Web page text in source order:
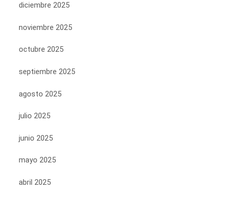
diciembre 2025
noviembre 2025
octubre 2025
septiembre 2025
agosto 2025
julio 2025
junio 2025
mayo 2025
abril 2025